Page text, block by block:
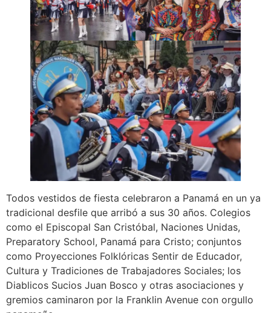
Todos vestidos de fiesta celebraron a Panamá en un ya
tradicional desfile que arribó a sus 30 años. Colegios
como el Episcopal San Cristóbal, Naciones Unidas,
Preparatory School, Panamá para Cristo; conjuntos
como Proyecciones Folklóricas Sentir de Educador,
Cultura y Tradiciones de Trabajadores Sociales; los
Diablicos Sucios Juan Bosco y otras asociaciones y
gremios caminaron por la Franklin Avenue con orgullo